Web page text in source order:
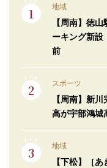
地域
【周南】徳
ーキング新
前
スポーツ
【周南】新
高が宇部鴻
地域
【下松】［